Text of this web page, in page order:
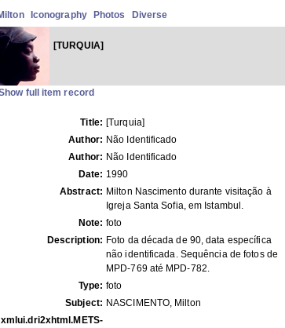
Iconography Photos Diverse
[TURQUIA]
full item record
Title: [Turquia]
Author: Não Identificado
Author: Não Identificado
Date: 1990
Abstract: Milton Nascimento durante visitação à
Igreja Santa Sofia, em Istambul.
Note: foto
Description: Foto da década de 90, data específica
não identificada. Sequência de fotos de
MPD-769 até MPD-782.
Type: foto
Subject: NASCIMENTO, Milton
xmlui.dri2xhtml.METS-